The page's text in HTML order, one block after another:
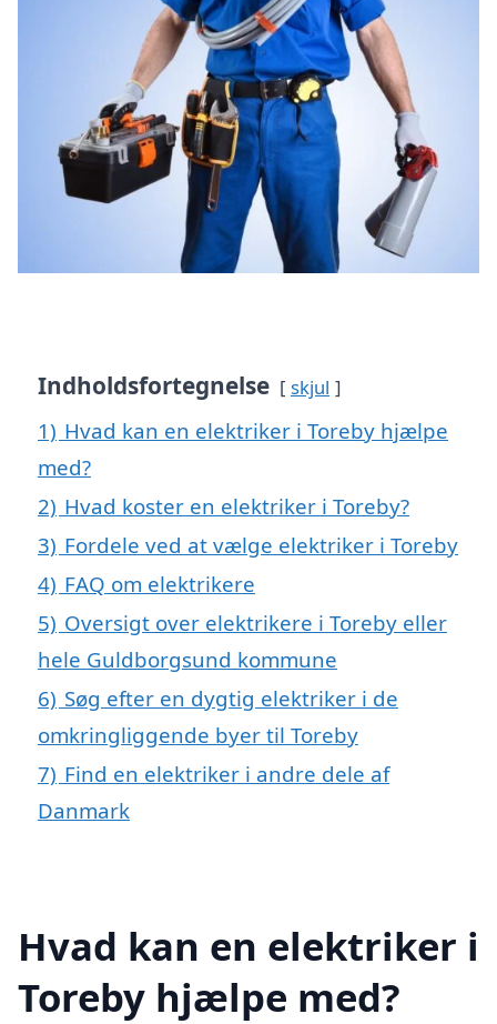
Indholdsfortegnelse skjul
1) Hvad kan en elektriker i Toreby hjælpe
med?
2) Hvad koster en elektriker i Toreby?
3) Fordele ved at vælge elektriker i Toreby
4) FAQ om elektrikere
5) Oversigt over elektrikere i Toreby eller
hele Guldborgsund kommune
6) Søg efter en dygtig elektriker i de
omkringliggende byer til Toreby
7) Find en elektriker i andre dele af
Danmark
Hvad kan en elektriker i
Toreby hjælpe med?